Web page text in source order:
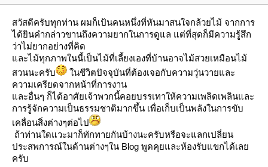
สวัสดีครับทุกท่าน ผมก็เป้นคนหนึ่งที่หันมาสนใจกล้วยไม้ จากการ
ได้ยินคำกล่าวขานถึงความยากในการดูแล แต่ที่สุดก็มีความรู้สึก
ว่าไม่ยากอย่างที่คิด
ละไม้ทุกภาพในนี้เป็นไม้ที่เลี้ยงเองที่บ้านอาจไม้สวยเหมือนไม้
สวนนะครับ
นชีวิตปัจจุบันที่ต้องเจอกับความวุ่นวายและ
ความเครียดจากหน้าที่การงาน
ละอื่นๆ ก็ได้อาศัยเจ้าพวกนี้คอยบรรเทาให้ความเพลิดเพลินและ
การรู้จักความเป็นธรรมชาติมากขึ้น เพื่อเก็บเป็นพลังในการขับ
เคลื่อนสิ่งต่างๆต่อไป
ถ้าท่านใดแวะมาก็ทักทายกันบ้างนะครับหรือจะแลกเปลี่ยน
ประสพการณ์ในด้านต่างๆใน Blog พูดคุยและห้องรับแขกได้เล
ครับ